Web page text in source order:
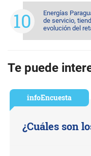
Energías
de servicio,
evolución del
Te puede
infoEncuesta
¿Cuáles son